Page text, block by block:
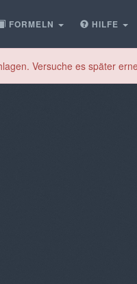
FORMELN HILFE
Versuche es später